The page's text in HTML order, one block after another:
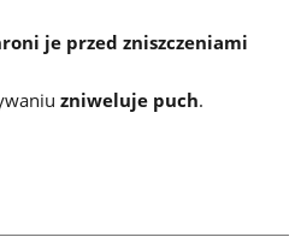
je przed zniszczeniami
zniweluje puch.